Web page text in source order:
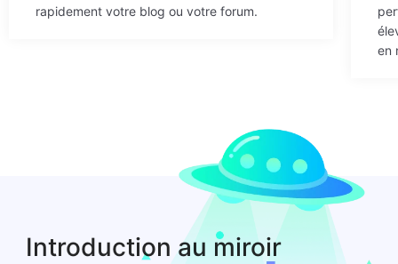
rapidement votre blog ou votre forum.
en
Introduction au miroir